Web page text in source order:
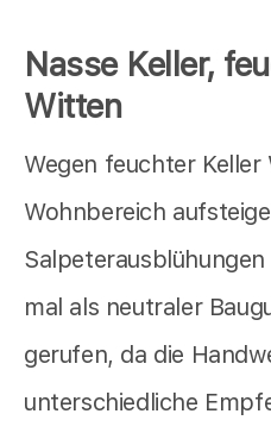
Nasse Keller,
Witten
Wegen feuchter
Wohnbereich
mal als neutraler
gerufen, da die
unterschiedliche